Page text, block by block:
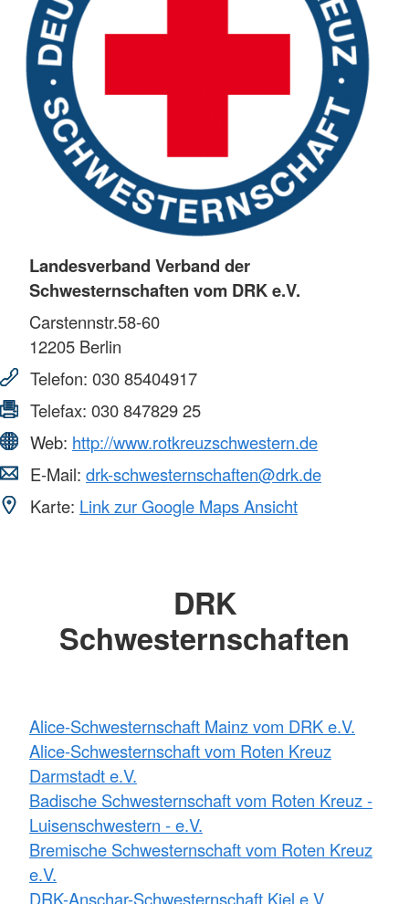
Landesverband Verband der
Schwesternschaften vom DRK e.V.
Carstennstr.58-60
12205 Berlin
Telefon: 030 85404917
Telefax: 030 847829 25
Web: http://www.rotkreuzschwestern.de
E-Mail: drk-schwesternschaften@drk.de
Karte: Link zur Google Maps Ansicht
DRK
Schwesternschaften
Alice-Schwesternschaft Mainz vom DRK e.V.
Alice-Schwesternschaft vom Roten Kreuz
Darmstadt e.V.
Badische Schwesternschaft vom Roten Kreuz -
Luisenschwestern - e.V.
Bremische Schwesternschaft vom Roten Kreuz
e.V.
DRK-Anschar-Schwesternschaft Kiel e.V.